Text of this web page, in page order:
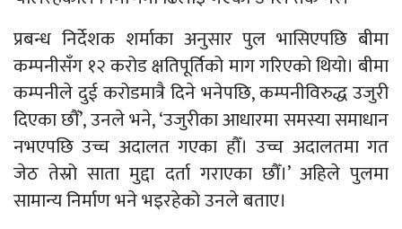
प्रबन्ध निर्देशक शर्माका अनुसार पुल भासिएपछि बीमा
कम्पनीसँग १२ करोड क्षतिपूर्तिको माग गरिएको थियो। बीमा
कम्पनीले दुई करोडमात्रै दिने भनेपछि, कम्पनीविरुद्ध उजुरी
दिएका छौँ’, उनले भने, ‘उजुरीका आधारमा समस्या समाधान
नभएपछि उच्च अदालत गएका हौँ। उच्च अदालतमा गत
जेठ तेस्रो साता मुद्दा दर्ता गराएका छौँ।’ अहिले पुलमा
सामान्य निर्माण भने भइरहेको उनले बताए।